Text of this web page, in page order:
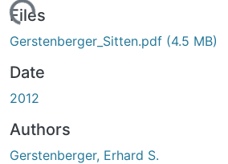
Loading...
Files
Gerstenberger_Sitten.pdf (4.5 MB)
Date
2012
Authors
Gerstenberger, Erhard S.